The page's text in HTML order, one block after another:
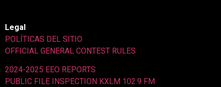
Legal
POLÍTICAS DEL SITIO
OFFICIAL GENERAL CONTEST RULES
2024-2025 EEO REPORTS
PUBLIC FILE INSPECTION KXLM 102.9 FM